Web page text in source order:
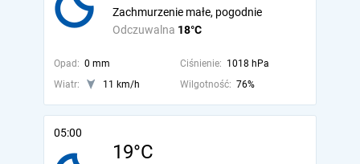
Odczuwalna 18°C
Zachmurzenie małe, pogodnie
Opad: 0 mm Ciśnienie: 1018 hPa
Wiatr:
11 km/h Wilgotność: 76%
05:00
19°C